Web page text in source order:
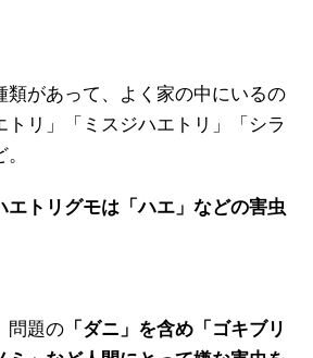
類があって、よく家の中にいるの
トリ」「ミスジハエトリ」「シラ
エトリグモは「ハエ」などの害虫
問題の 「ダニ」を含め「ゴキブリ